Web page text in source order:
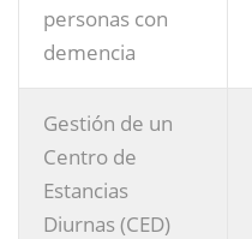
personas con
demencia
Gestión de un
Centro de
Estancias
Diurnas (CED)